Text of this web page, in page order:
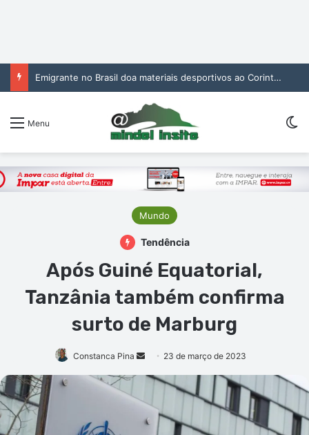
Emigrante no Brasil doa materiais desportivos ao Corinthians de São Vicente
Menu
Mundo
Tendência
Após Guiné Equatorial,
Tanzânia também confirma
surto de Marburg
Constanca Pina
Mande
mail
23 de março de 2023